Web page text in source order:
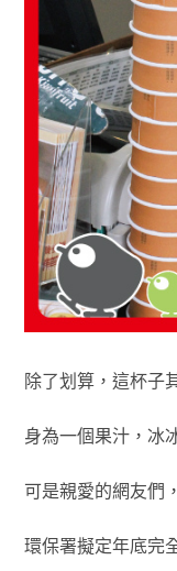
除了划算，這杯子
身為一個果汁，冰
可是親愛的網友們
環保署擬定年底完